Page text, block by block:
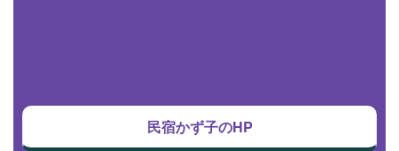
民宿かず子のHP